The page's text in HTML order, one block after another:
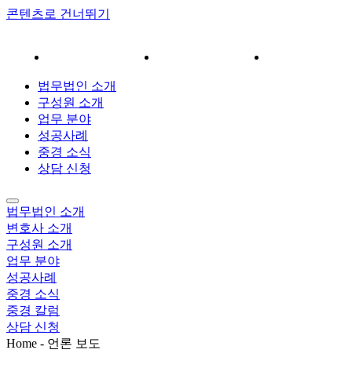
콘텐츠로 건너뛰기
법무법인 소개
구성원 소개
업무 분야
성공사례
중경 소식
상담 신청
법무법인 소개
변호사 소개
구성원 소개
업무 분야
성공사례
중경 소식
중경 칼럼
상담 신청
Home - 언론 보도